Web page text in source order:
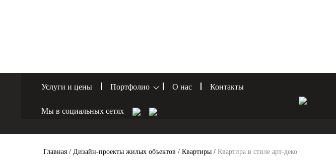
Услуги и цены Портфолио О нас Контакты
Мы в социальных сетях
Главная / Дизайн-проекты жилых объектов / Квартиры / Квартира в стиле арт-деко